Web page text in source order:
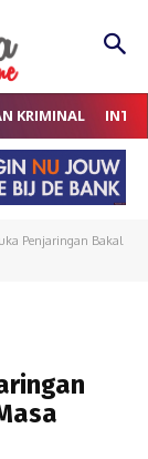
KRIMINAL
Penjaringan Bakal